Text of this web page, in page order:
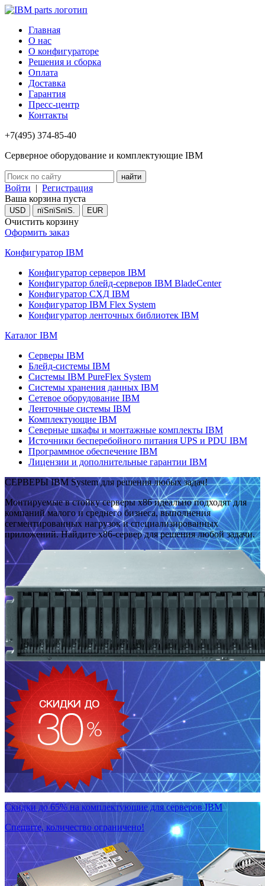
Главная
О нас
О конфигураторе
Решения и сборка
Оплата
Доставка
Гарантия
Пресс-центр
Контакты
+7(495) 374-85-40
Серверное оборудование и комплектующие IBM
Войти | Регистрация
Ваша корзина пуста
USD пїЅпїЅпїЅ. EUR
Очистить корзину
Оформить заказ
Конфигуратор IBM
Конфигуратор серверов IBM
Конфигуратор блейд-серверов IBM BladeCenter
Конфигуратор СХД IBM
Конфигуратор IBM Flex System
Конфигуратор ленточных библиотек IBM
Каталог IBM
Серверы IBM
Блейд-системы IBM
Системы IBM PureFlex System
Системы хранения данных IBM
Сетевое оборудование IBM
Ленточные системы IBM
Комплектующие IBM
Северные шкафы и монтажные комплекты IBM
Источники бесперебойного питания UPS и PDU IBM
Программное обеспечение IBM
Лицензии и дополнительные гарантии IBM
СЕРВЕРЫ IBM System для решения любых задач!
Монтируемые в стойку серверы x86 идеально подходят для
компаний малого и среднего бизнеса, выполнения
сегментированных нагрузок и специализированных
приложений. Найдите x86-сервер для решения любой задачи.
Скидки до 65% на комплектующие для серверов IBM
Спешите, количество ограничено!